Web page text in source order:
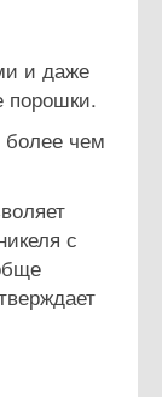
и даже
порошки.
чем
с